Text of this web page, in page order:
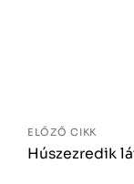
ELŐZŐ CIKK
Húszezredik